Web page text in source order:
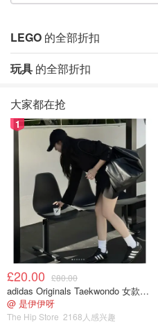
LEGO 的全部折扣
玩具 的全部折扣
大家都在抢
1
£20.00 £80.00
adidas Originals Taekwondo 女款黑色运动鞋
@ 是伊伊呀
The Hip Store 2168人感兴趣